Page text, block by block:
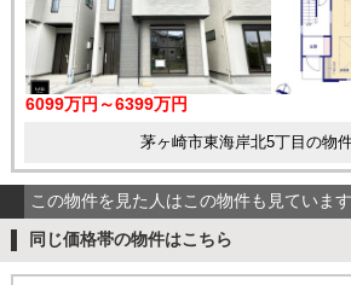
6099万円～6399万円
茅ヶ崎市東海岸北5丁目の物
この物件を見た人はこの物件も見ています
同じ価格帯の物件はこちら